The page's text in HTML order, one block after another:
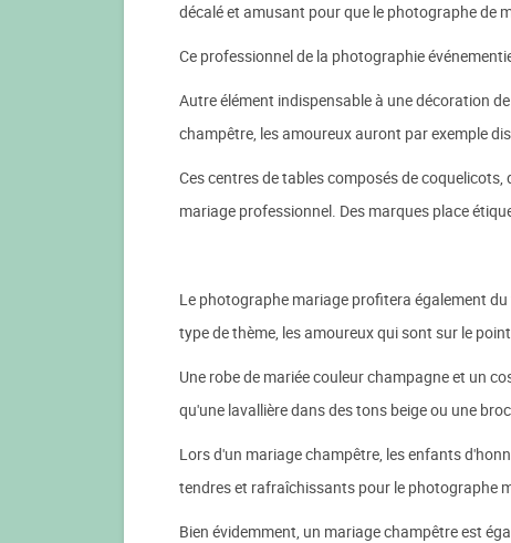
décalé et amusant pour que le photographe de
Ce professionnel de la photographie
Autre élément indispensable à une décoration
champêtre, les amoureux auront par exemple
Ces centres de tables composés de
mariage professionnel. Des marques place
Le photographe mariage profitera également
type de thème, les amoureux qui sont sur le
Une robe de mariée couleur champagne et un
qu'une lavallière dans des tons beige ou une
Lors d'un mariage champêtre, les enfants
tendres et rafraîchissants pour le photographe
Bien évidemment, un mariage champêtre est